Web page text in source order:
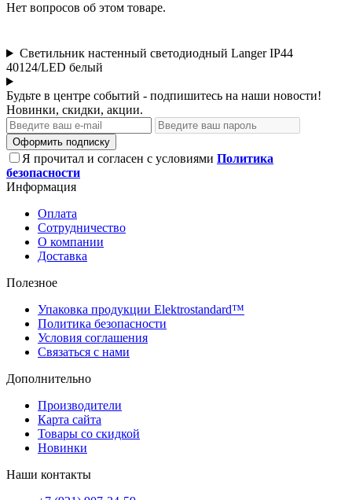
Нет вопросов об этом товаре.
Светильник настенный светодиодный Langer IP44
40124/LED белый
Будьте в центре событий - подпишитесь на наши новости!
Новинки, скидки, акции.
Оформить подписку
Я прочитал и согласен с условиями Политика
безопасности
Информация
Оплата
Сотрудничество
О компании
Доставка
Полезное
Упаковка продукции Elektrostandard™
Политика безопасности
Условия соглашения
Связаться с нами
Дополнительно
Производители
Карта сайта
Товары со скидкой
Новинки
Наши контакты